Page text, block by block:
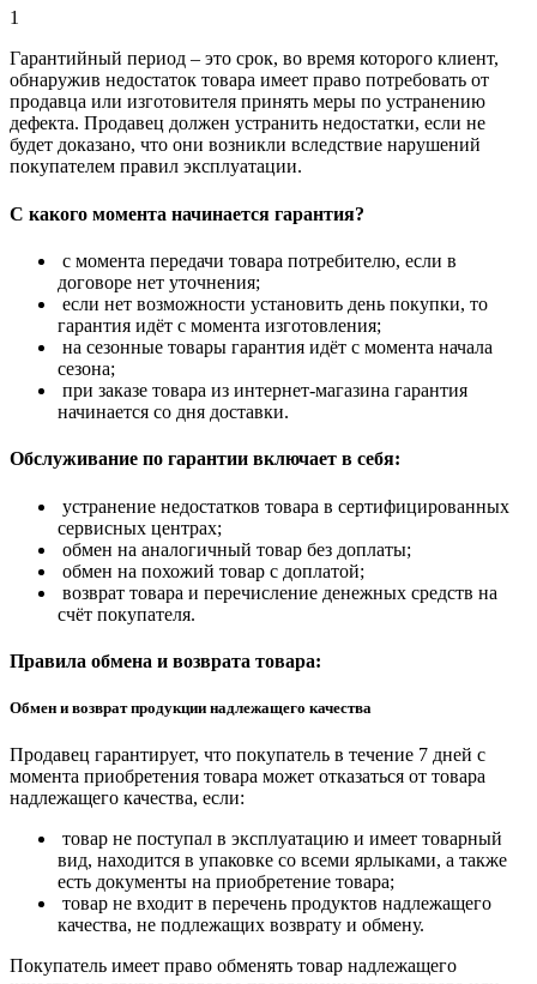
1
Гарантийный период – это срок, во время которого клиент,
обнаружив недостаток товара имеет право потребовать от
продавца или изготовителя принять меры по устранению
дефекта. Продавец должен устранить недостатки, если не
будет доказано, что они возникли вследствие нарушений
покупателем правил эксплуатации.
С какого момента начинается гарантия?
с момента передачи товара потребителю, если в
договоре нет уточнения;
если нет возможности установить день покупки, то
гарантия идёт с момента изготовления;
на сезонные товары гарантия идёт с момента начала
сезона;
при заказе товара из интернет-магазина гарантия
начинается со дня доставки.
Обслуживание по гарантии включает в себя:
устранение недостатков товара в сертифицированных
сервисных центрах;
обмен на аналогичный товар без доплаты;
обмен на похожий товар с доплатой;
возврат товара и перечисление денежных средств на
счёт покупателя.
Правила обмена и возврата товара:
Обмен и возврат продукции надлежащего качества
Продавец гарантирует, что покупатель в течение 7 дней с
момента приобретения товара может отказаться от товара
надлежащего качества, если:
товар не поступал в эксплуатацию и имеет товарный
вид, находится в упаковке со всеми ярлыками, а также
есть документы на приобретение товара;
товар не входит в перечень продуктов надлежащего
качества, не подлежащих возврату и обмену.
Покупатель имеет право обменять товар надлежащего